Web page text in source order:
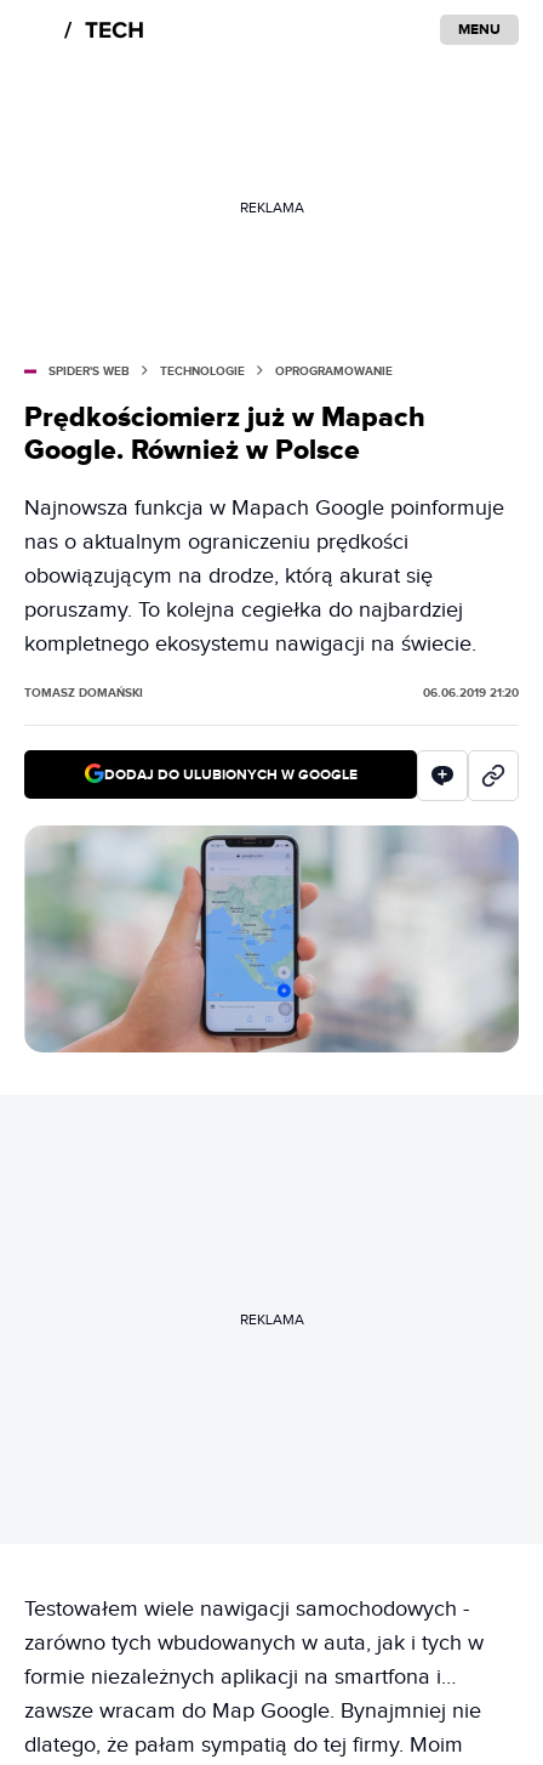
MENU
REKLAMA
SPIDER'S WEB TECHNOLOGIE OPROGRAMOWANIE
Prędkościomierz już w Mapach
Google. Również w Polsce
Najnowsza funkcja w Mapach Google poinformuje
nas o aktualnym ograniczeniu prędkości
obowiązującym na drodze, którą akurat się
poruszamy. To kolejna cegiełka do najbardziej
kompletnego ekosystemu nawigacji na świecie.
TOMASZ DOMAŃSKI 06.06.2019 21:20
DODAJ DO ULUBIONYCH W GOOGLE
REKLAMA
Testowałem wiele nawigacji samochodowych -
zarówno tych wbudowanych w auta, jak i tych w
formie niezależnych aplikacji na smartfona i…
zawsze wracam do Map Google. Bynajmniej nie
dlatego, że pałam sympatią do tej firmy. Moim